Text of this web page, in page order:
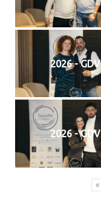
2026 - GDV
2026 - GDV
«